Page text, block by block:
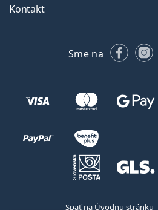
Kontakt
Sme na
Späť na Úvodnu stránku